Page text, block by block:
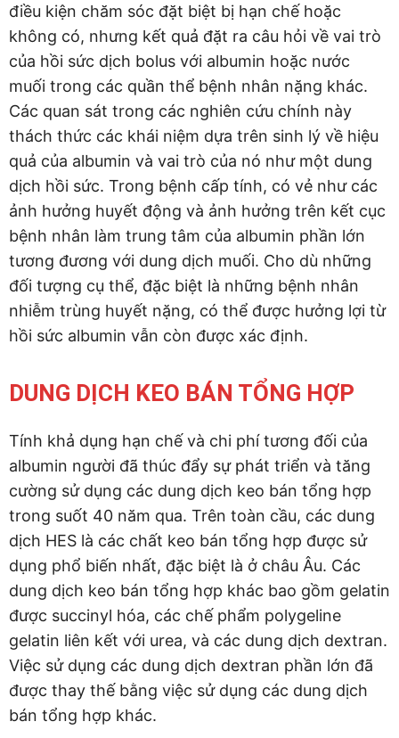
điều kiện chăm sóc đặt biệt bị hạn chế hoặc
không có, nhưng kết quả đặt ra câu hỏi về vai trò
của hồi sức dịch bolus với albumin hoặc nước
muối trong các quần thể bệnh nhân nặng khác.
Các quan sát trong các nghiên cứu chính này
thách thức các khái niệm dựa trên sinh lý về hiệu
quả của albumin và vai trò của nó như một dung
dịch hồi sức. Trong bệnh cấp tính, có vẻ như các
ảnh hưởng huyết động và ảnh hưởng trên kết cục
bệnh nhân làm trung tâm của albumin phần lớn
tương đương với dung dịch muối. Cho dù những
đối tượng cụ thể, đặc biệt là những bệnh nhân
nhiễm trùng huyết nặng, có thể được hưởng lợi từ
hồi sức albumin vẫn còn được xác định.
DUNG DỊCH KEO BÁN TỔNG HỢP
Tính khả dụng hạn chế và chi phí tương đối của
albumin người đã thúc đẩy sự phát triển và tăng
cường sử dụng các dung dịch keo bán tổng hợp
trong suốt 40 năm qua. Trên toàn cầu, các dung
dịch HES là các chất keo bán tổng hợp được sử
dụng phổ biến nhất, đặc biệt là ở châu Âu. Các
dung dịch keo bán tổng hợp khác bao gồm gelatin
được succinyl hóa, các chế phẩm polygeline
gelatin liên kết với urea, và các dung dịch dextran.
Việc sử dụng các dung dịch dextran phần lớn đã
được thay thế bằng việc sử dụng các dung dịch
bán tổng hợp khác.